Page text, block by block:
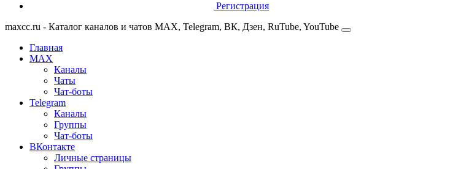
Регистрация
maxcc.ru - Каталог каналов и чатов MAX, Telegram, ВК, Дзен, RuTube, YouTube
Главная
MAX
Каналы
Чаты
Чат-боты
Telegram
Каналы
Группы
Чат-боты
ВКонтакте
Личные страницы